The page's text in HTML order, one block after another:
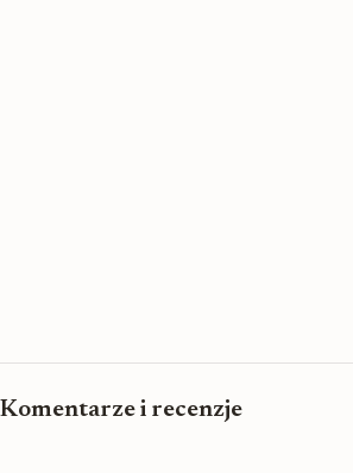
Komentarze i recenzje